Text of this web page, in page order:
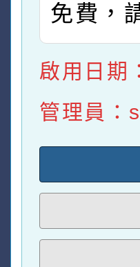
免費，
啟用日
管理員：